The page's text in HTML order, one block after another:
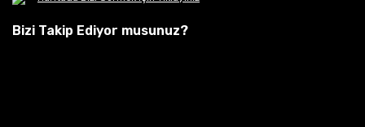
Bizi Takip Ediyor musunuz?